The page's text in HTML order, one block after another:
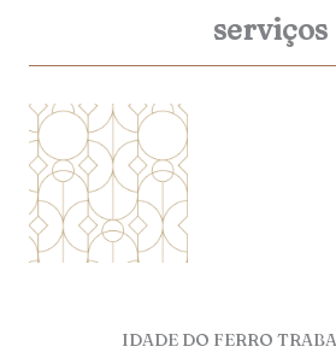
serviços
IDADE DO FERRO